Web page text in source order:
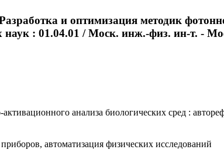
и оптимизация методик
наук : 01.04.01 / Моск. инж.-физ. ин-т. -
анализа биологических сред :
автоматизация физических исследований